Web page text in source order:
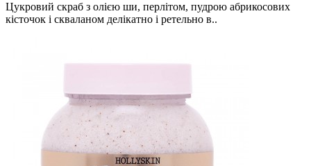
Цукровий скраб з олією ши, перлітом, пудрою абрикосових
кісточок і скваланом делікатно і ретельно в..